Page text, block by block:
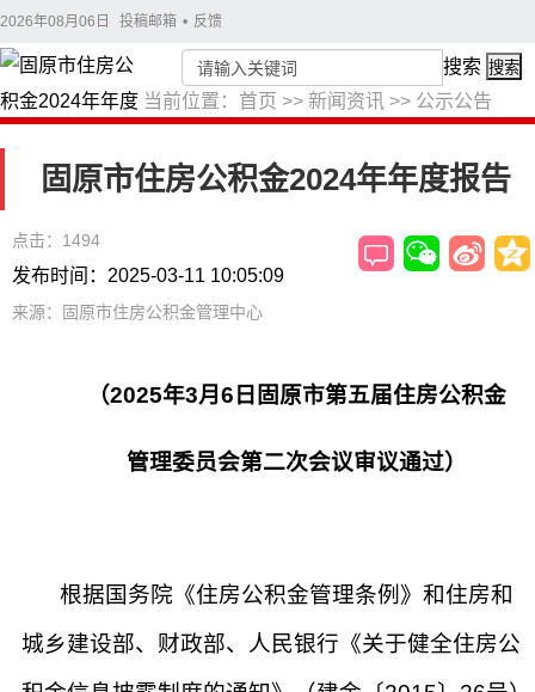
2026年08月06日 投稿邮箱 • 反馈
当前位置： 首页 >> 新闻资讯 >> 公示公告
搜索 搜索
固原市住房公积金2024年年度报告
点击：1494
发布时间：2025-03-11 10:05:09
来源：固原市住房公积金管理中心
（2025年3月6日固原市第五届住房公积金
管理委员会第二次会议审议通过）
根据国务院《住房公积金管理条例》和住房和
城乡建设部、财政部、人民银行《关于健全住房公